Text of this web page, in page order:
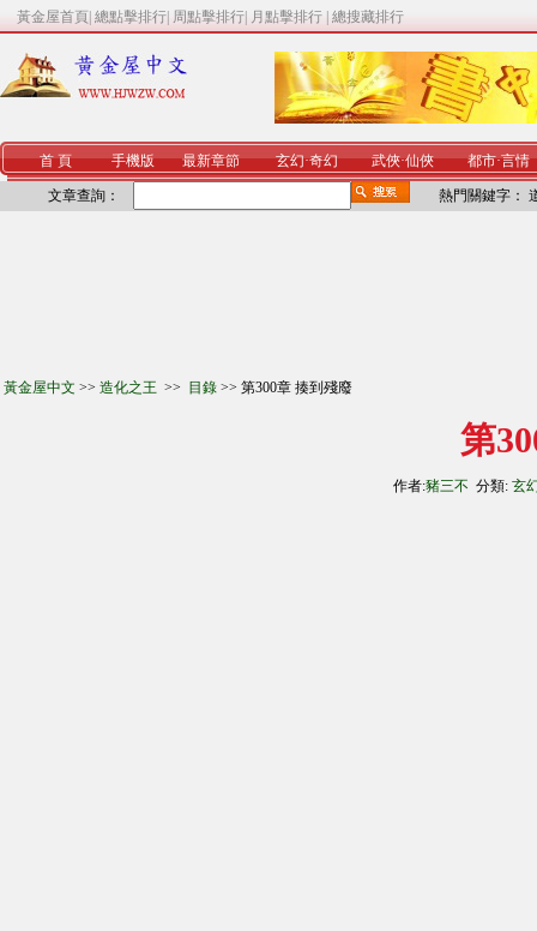
黃金屋首頁 總點擊排行 周點擊排行 月點擊排行 總搜藏排行
首 頁 手機版 最新章節 玄幻·奇幻 武俠·仙俠 都市·言情
文章查詢： 熱門關鍵字：
黃金屋中文 >> 造化之王 >> 目錄 >> 第300章 揍到殘廢
第
作者:豬三不 分類: 玄